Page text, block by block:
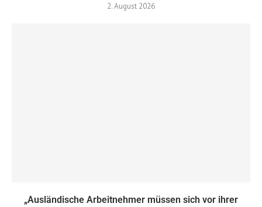
2. August 2026
„Ausländische Arbeitnehmer müssen sich vor ihrer